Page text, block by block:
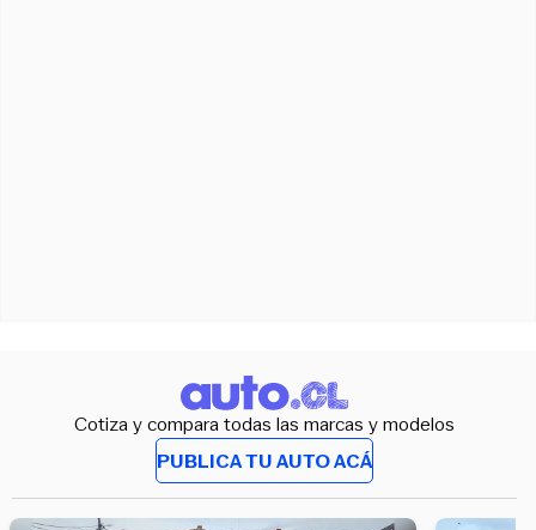
Cotiza y compara todas las marcas y modelos
PUBLICA TU AUTO ACÁ